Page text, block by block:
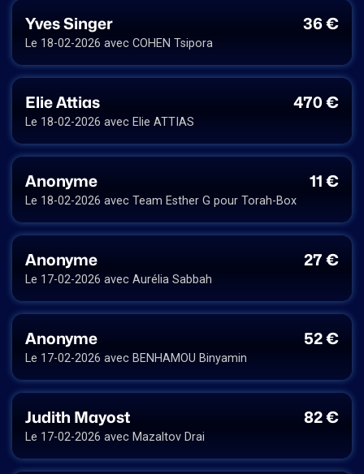
Yves Singer 36 €
Le 18-02-2026 avec COHEN Tsipora
Elie Attias 470 €
Le 18-02-2026 avec Elie ATTIAS
Anonyme 11 €
Le 18-02-2026 avec Team Esther G pour Torah-Box
Anonyme 27 €
Le 17-02-2026 avec Aurélia Sabbah
Anonyme 52 €
Le 17-02-2026 avec BENHAMOU Binyamin
Judith Mayost 82 €
Le 17-02-2026 avec Mazaltov Drai